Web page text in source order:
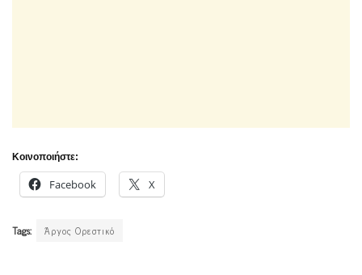
Κοινοποιήστε:
Facebook X
Tags: Άργος Ορεστικό